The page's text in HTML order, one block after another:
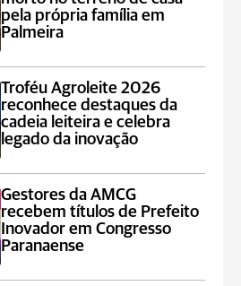
pela própria família em
Palmeira
Troféu Agroleite 2026
reconhece destaques da
cadeia leiteira e celebra
legado da inovação
Gestores da AMCG
recebem títulos de Prefeito
Inovador em Congresso
Paranaense